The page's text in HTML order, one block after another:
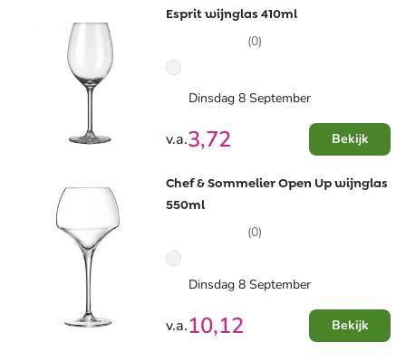
goede presentatie van wijn.Esprit wijnglas 410ml
(0)
Dinsdag 8 September
v.a.3,72 Bekijk
Chef & Sommelier Open Up wijnglas
550ml
(0)
Dinsdag 8 September
v.a.10,12 Bekijk